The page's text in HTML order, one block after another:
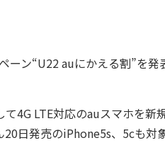
ーン“U22 auにかえる割”を発
4G LTE対応のauスマホを新
日発売のiPhone5s、5cも対